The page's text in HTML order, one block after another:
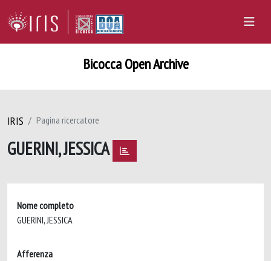
Bicocca Open Archive
IRIS Pagina ricercatore
GUERINI, JESSICA
Nome completo
GUERINI, JESSICA
Afferenza